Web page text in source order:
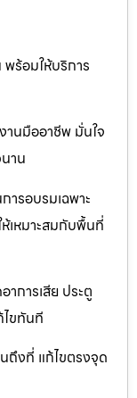
ร้อมให้บริการ
นมืออาชีพ มั่นใจ
าน
ารอบรมเฉพาะ
เหมาะสมกับพื้นที่
าการเสีย ประตู
ไขทันที
ถึงที่ แก้ไขตรงจุด